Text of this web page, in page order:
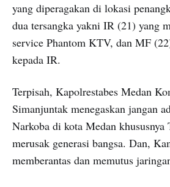
yang diperagakan di lokasi
dua tersangka yakni IR (21) yang
service Phantom KTV, dan MF
kepada IR.
Terpisah, Kapolrestabes Medan
Simanjuntak menegaskan jangan
Narkoba di kota Medan
merusak generasi bangsa. Dan,
memberantas dan memutus